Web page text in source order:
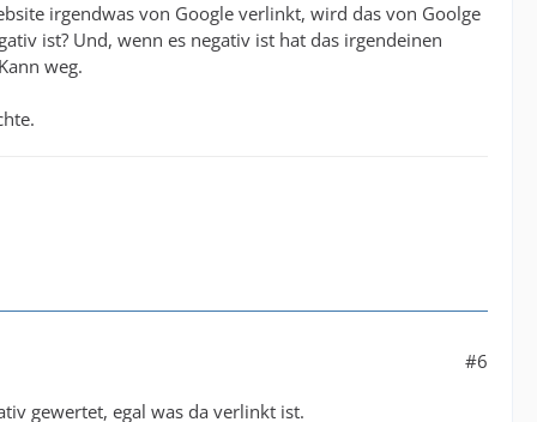
irgendwas von Google verlinkt, wird das von Goolge
ist? Und, wenn es negativ ist hat das irgendeinen
weg.
#6
gewertet, egal was da verlinkt ist.